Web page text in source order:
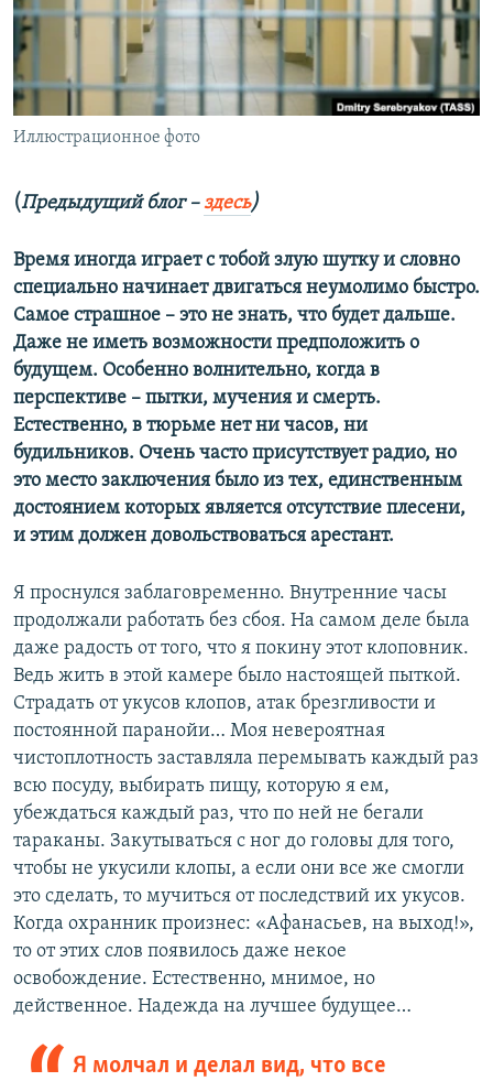
ПОБЕДИТЕЛЕЙ НЕ СУДЯТ?
КРЫМ.НЕПОКОРЕННЫЙ
УКРАИНСКАЯ ПРОБЛЕМА КРЫМА
ПРИСОЕДИНЯЙТЕСЬ!
Иллюстрационное фото
(Предыдущий блог –здесь)
Время иногда играет с тобой злую шутку и словно
специально начинает двигаться неумолимо быстро.
Самое страшное – это не знать, что будет дальше.
Даже не иметь возможности предположить о
будущем. Особенно волнительно, когда в
перспективе – пытки, мучения и смерть.
Естественно, в тюрьме нет ни часов, ни
будильников. Очень часто присутствует радио, но
это место заключения было из тех, единственным
достоянием которых является отсутствие плесени,
и этим должен довольствоваться арестант.
Я проснулся заблаговременно. Внутренние часы
продолжали работать без сбоя. На самом деле была
даже радость от того, что я покину этот клоповник.
Ведь жить в этой камере было настоящей пыткой.
Страдать от укусов клопов, атак брезгливости и
постоянной паранойи… Моя невероятная
чистоплотность заставляла перемывать каждый раз
всю посуду, выбирать пищу, которую я ем,
убеждаться каждый раз, что по ней не бегали
тараканы. Закутываться с ног до головы для того,
чтобы не укусили клопы, а если они все же смогли
это сделать, то мучиться от последствий их укусов.
Когда охранник произнес: «Афанасьев, на выход!»,
то от этих слов появилось даже некое
освобождение. Естественно, мнимое, но
действенное. Надежда на лучшее будущее…
Я молчал и делал вид, что все